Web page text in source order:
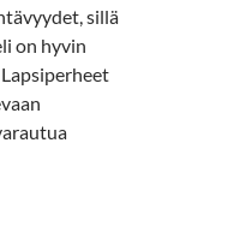
sillä
on hyvin